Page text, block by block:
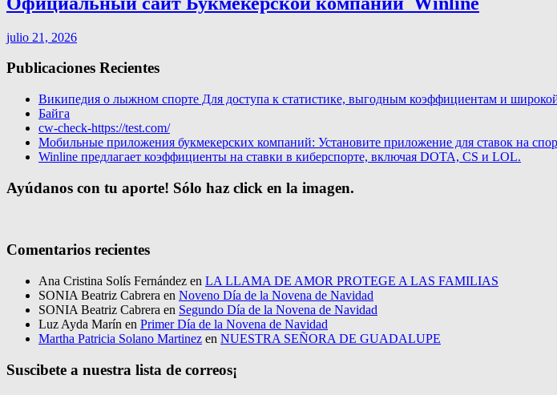
julio 21, 2026
Publicaciones Recientes
Википедия о лыжном спорте Для доступа к статистике, выгодным коэффициентам и
Байга
cw-check-https://test.com/
Мобильные приложения букмекерских компаний: Установите приложение для ставок на
Winline предлагает коэффициенты на ставки в киберспорте, включая DOTA, CS и LOL.
Ayúdanos con tu aporte! Sólo haz click en la imagen.
Comentarios recientes
Ana Cristina Solís Fernández en LA LLAMA DE AMOR PROTEGE A LAS FAMILIAS
SONIA Beatriz Cabrera en Noveno Día de la Novena de Navidad
SONIA Beatriz Cabrera en Segundo Día de la Novena de Navidad
Luz Ayda Marín en Primer Día de la Novena de Navidad
Martha Patricia Solano Martinez en NUESTRA SEÑORA DE GUADALUPE
Suscibete a nuestra lista de correos¡